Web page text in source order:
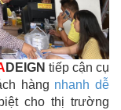
DEIGN tiếp cận cụ
hàng nhanh dễ
cho thị trường